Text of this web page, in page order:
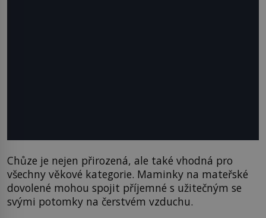
Chůze je nejen přirozená, ale také vhodná pro
všechny věkové kategorie. Maminky na mateřské
dovolené mohou spojit příjemné s užitečným se
svými potomky na čerstvém vzduchu.